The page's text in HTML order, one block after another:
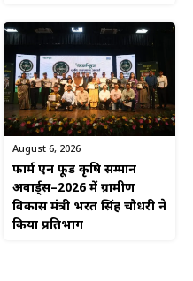
August 6, 2026
फार्म एन फूड कृषि सम्मान
अवार्ड्स–2026 में ग्रामीण
विकास मंत्री भरत सिंह चौधरी ने
किया प्रतिभाग